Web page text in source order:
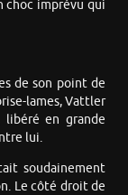
choc imprévu qui
de son point de
lames, Vattler
libéré en grande
lui.
soudainement
Le côté droit de